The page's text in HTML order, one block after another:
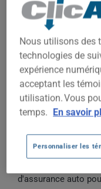
Année
Villes
TOUTES LES VILLES
COÛTS
9-3 2002
d'assurance auto
Nous utilisons des
technologies de
expérience
acceptant les
utilisation. Vous
temps. En savoir
Personnaliser les